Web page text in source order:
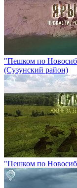
"Пешком по
(Сузунский район)
"Пешком по